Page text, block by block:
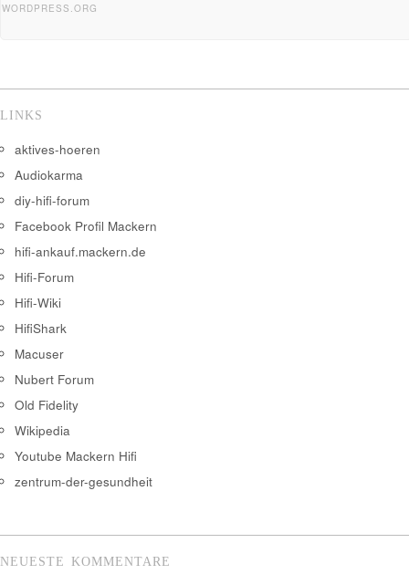
WORDPRESS.ORG
LINKS
aktives-hoeren
Audiokarma
diy-hifi-forum
Facebook Profil Mackern
hifi-ankauf.mackern.de
Hifi-Forum
Hifi-Wiki
HifiShark
Macuser
Nubert Forum
Old Fidelity
Wikipedia
Youtube Mackern Hifi
zentrum-der-gesundheit
NEUESTE KOMMENTARE